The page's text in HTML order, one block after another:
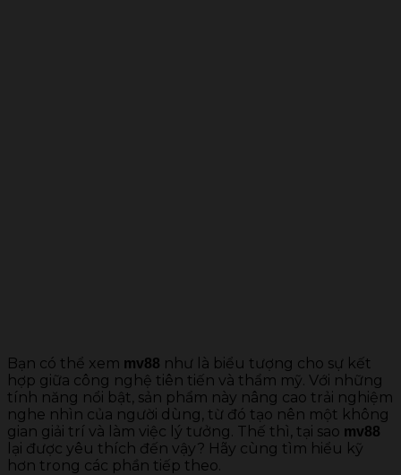
Bạn có thể xem mv88 như là biểu tượng cho sự kết
hợp giữa công nghệ tiên tiến và thẩm mỹ. Với những
tính năng nổi bật, sản phẩm này nâng cao trải nghiệm
nghe nhìn của người dùng, từ đó tạo nên một không
gian giải trí và làm việc lý tưởng. Thế thì, tại sao mv88
lại được yêu thích đến vậy? Hãy cùng tìm hiểu kỹ
hơn trong các phần tiếp theo.